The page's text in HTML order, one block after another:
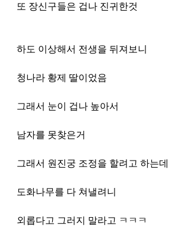
또 장신구들은 겁나 진귀한것
하도 이상해서 전생을 뒤져보니
청나라 황제 딸이었음
그래서 눈이 겁나 높아서
남자를 못찾은거
그래서 원진궁 조정을 할려고 하는데
도화나무를 다 쳐낼려니
외롭다고 그러지 말라고 ㅋㅋㅋ